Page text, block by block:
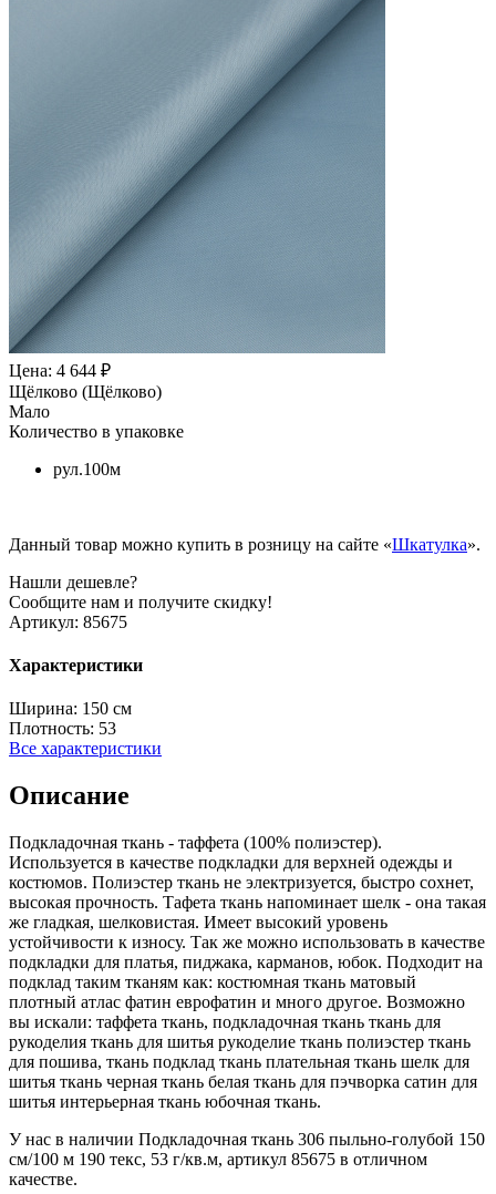
Цена: 4 644 ₽
Щёлково (Щёлково)
Мало
Количество в упаковке
рул.100м
Данный товар можно купить в розницу на сайте «Шкатулка».
Нашли дешевле?
Сообщите нам и получите скидку!
Артикул: 85675
Характеристики
Ширина: 150 см
Плотность: 53
Все характеристики
Описание
Подкладочная ткань - таффета (100% полиэстер).
Используется в качестве подкладки для верхней одежды и
костюмов. Полиэстер ткань не электризуется, быстро сохнет,
высокая прочность. Тафета ткань напоминает шелк - она такая
же гладкая, шелковистая. Имеет высокий уровень
устойчивости к износу. Так же можно использовать в качестве
подкладки для платья, пиджака, карманов, юбок. Подходит на
подклад таким тканям как: костюмная ткань матовый
плотный атлас фатин еврофатин и много другое. Возможно
вы искали: таффета ткань, подкладочная ткань ткань для
рукоделия ткань для шитья рукоделие ткань полиэстер ткань
для пошива, ткань подклад ткань плательная ткань шелк для
шитья ткань черная ткань белая ткань для пэчворка сатин для
шитья интерьерная ткань юбочная ткань.
У нас в наличии Подкладочная ткань 306 пыльно-голубой 150
см/100 м 190 текс, 53 г/кв.м, артикул 85675 в отличном
качестве.